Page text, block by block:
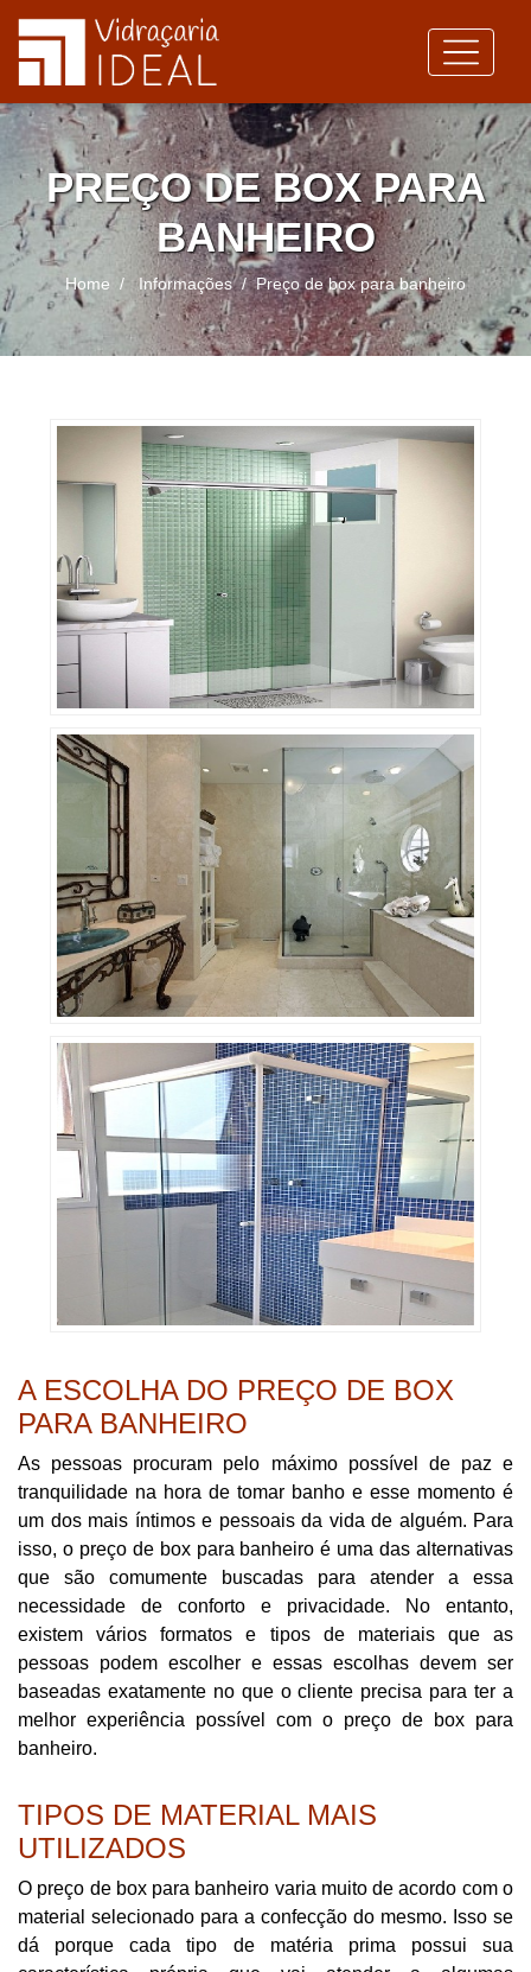
PREÇO DE BOX PARA
BANHEIRO
Home Informações Preço de box para banheiro
A ESCOLHA DO PREÇO DE BOX
PARA BANHEIRO
As pessoas procuram pelo máximo possível de paz e
tranquilidade na hora de tomar banho e esse momento é
um dos mais íntimos e pessoais da vida de alguém. Para
isso, o preço de box para banheiro é uma das alternativas
que são comumente buscadas para atender a essa
necessidade de conforto e privacidade. No entanto,
existem vários formatos e tipos de materiais que as
pessoas podem escolher e essas escolhas devem ser
baseadas exatamente no que o cliente precisa para ter a
melhor experiência possível com o preço de box para
banheiro.
TIPOS DE MATERIAL MAIS
UTILIZADOS
O preço de box para banheiro varia muito de acordo com o
material selecionado para a confecção do mesmo. Isso se
dá porque cada tipo de matéria prima possui sua